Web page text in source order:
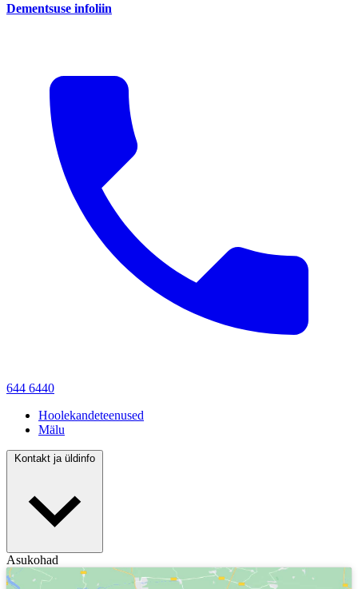
Dementsuse infoliin
644 6440
Hoolekandeteenused
Mälu
Kontakt ja üldinfo
Asukohad